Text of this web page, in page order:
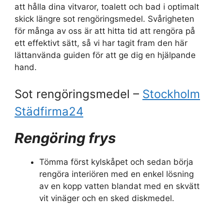
att hålla dina vitvaror, toalett och bad i optimalt
skick längre sot rengöringsmedel. Svårigheten
för många av oss är att hitta tid att rengöra på
ett effektivt sätt, så vi har tagit fram den här
lättanvända guiden för att ge dig en hjälpande
hand.
Sot rengöringsmedel – Stockholm
Städfirma24
Rengöring frys
Tömma först kylskåpet och sedan börja
rengöra interiören med en enkel lösning
av en kopp vatten blandat med en skvätt
vit vinäger och en sked diskmedel.